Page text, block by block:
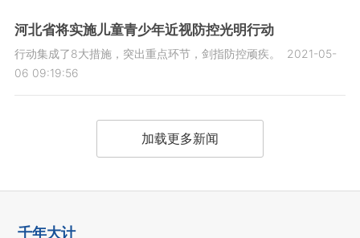
河北省将实施儿童青少年近视防控光明行动
行动集成了8大措施，突出重点环节，剑指防控顽疾。
2021-05-
06 09:19:56
加载更多新闻
千年大计